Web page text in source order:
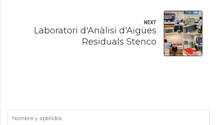
NEXT
Laboratori d'Anàlisi d'Aigües
Residuals Stenco